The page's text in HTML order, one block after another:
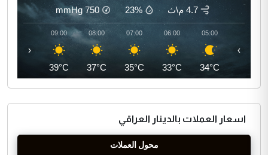
4.7 م\ث 23%
750
mmHg
05:00
34°C
06:00
33°C
07:00
35°C
08:00
37°C
09:00
39°C
‹ ›
اسعار العملات بالدينار العراقي